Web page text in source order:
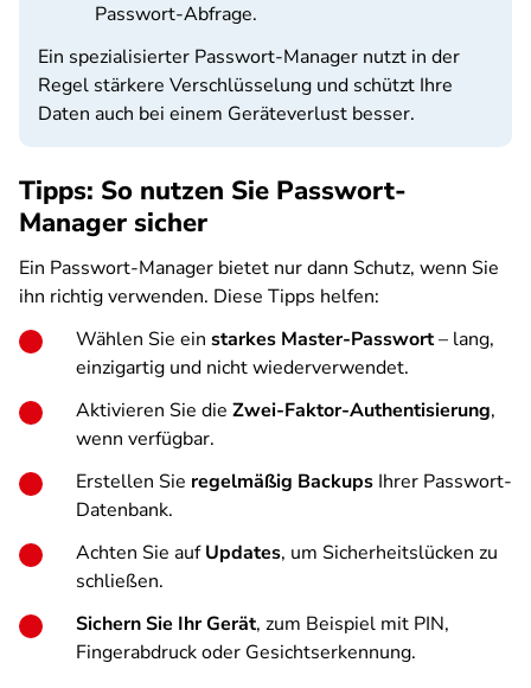
Passwort-Abfrage.
Ein spezialisierter Passwort-Manager nutzt in der
Regel stärkere Verschlüsselung und schützt Ihre
Daten auch bei einem Geräteverlust besser.
Tipps: So nutzen Sie Passwort-
Manager sicher
Ein Passwort-Manager bietet nur dann Schutz, wenn Sie
ihn richtig verwenden. Diese Tipps helfen:
Wählen Sie ein starkes Master-Passwort– lang,
einzigartig und nicht wiederverwendet.
Aktivieren Sie die Zwei-Faktor-Authentisierung,
wenn verfügbar.
Erstellen Sie regelmäßig Backups Ihrer Passwort-
Datenbank.
Achten Sie aufUpdates, um Sicherheitslücken zu
schließen.
Sichern Sie Ihr Gerät, zum Beispiel mit PIN,
Fingerabdruck oder Gesichtserkennung.